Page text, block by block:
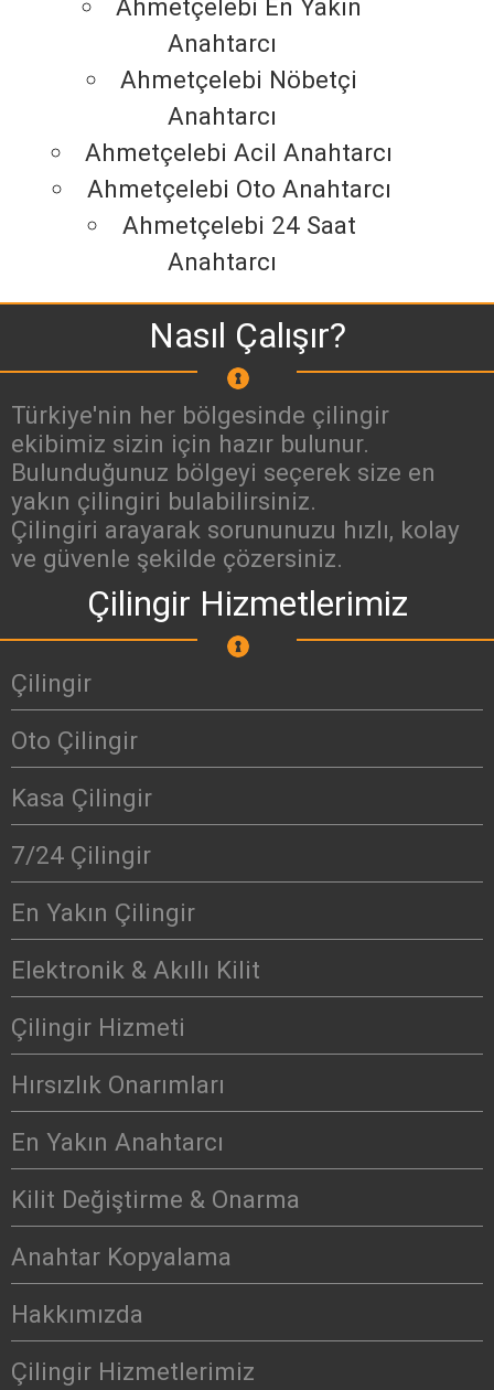
Ahmetçelebi En Yakın
Anahtarcı
Ahmetçelebi Nöbetçi
Anahtarcı
Ahmetçelebi Acil Anahtarcı
Ahmetçelebi Oto Anahtarcı
Ahmetçelebi 24 Saat
Anahtarcı
Nasıl Çalışır?
Türkiye'nin her bölgesinde çilingir
ekibimiz sizin için hazır bulunur.
Bulunduğunuz bölgeyi seçerek size en
yakın çilingiri bulabilirsiniz.
Çilingiri arayarak sorununuzu hızlı, kolay
ve güvenle şekilde çözersiniz.
Çilingir Hizmetlerimiz
Çilingir
Oto Çilingir
Kasa Çilingir
7/24 Çilingir
En Yakın Çilingir
Elektronik & Akıllı Kilit
Çilingir Hizmeti
Hırsızlık Onarımları
En Yakın Anahtarcı
Kilit Değiştirme & Onarma
Anahtar Kopyalama
Hakkımızda
Çilingir Hizmetlerimiz